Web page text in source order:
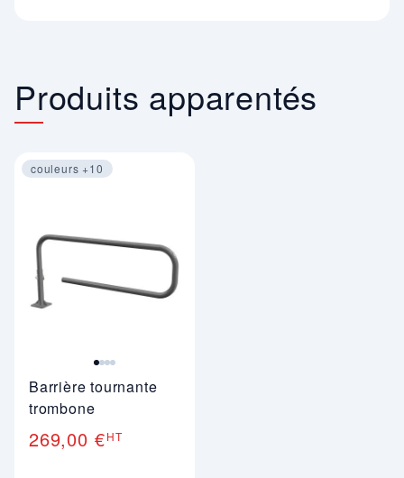
Produits apparentés
couleurs +10
Barrière tournante
trombone
269,00 €HT